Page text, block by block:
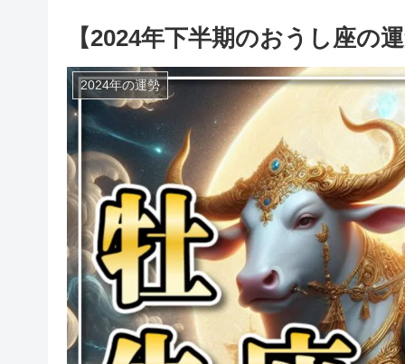
【2024年下半期のおうし座の
2024年の運勢